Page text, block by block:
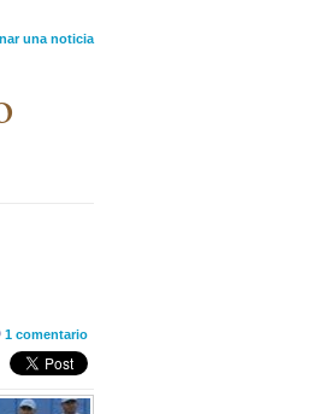
una noticia
1 comentario